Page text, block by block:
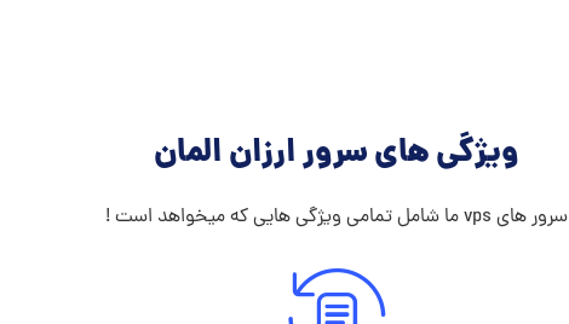
ویژگی های سرور ارزان المان
سرور های vps ما شامل تمامی ویژگی هایی که میخواهد است !